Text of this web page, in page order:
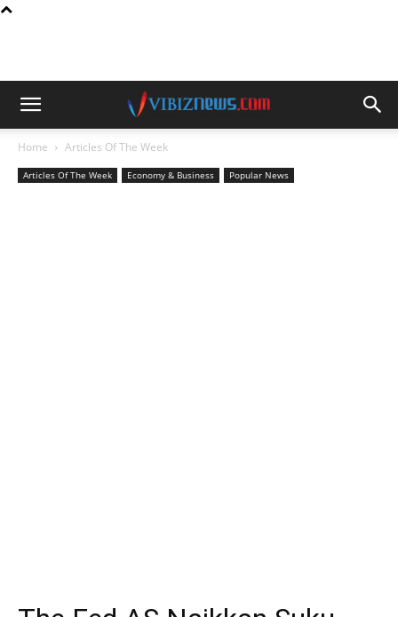
Home Articles Of The Week
Articles Of The Week Economy & Business Popular News